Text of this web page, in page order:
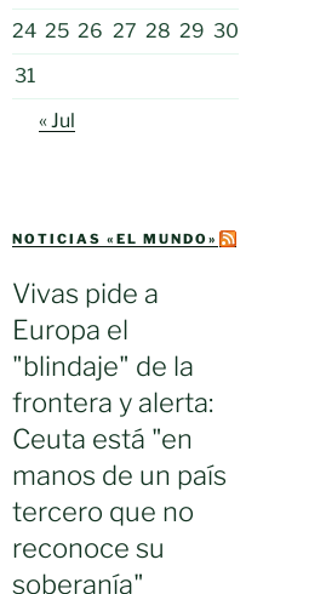
24 25 26 27 28 29 30
31
« Jul
NOTICIAS «EL MUNDO»
Vivas pide a
Europa el
"blindaje" de la
frontera y alerta:
Ceuta está "en
manos de un país
tercero que no
reconoce su
soberanía"